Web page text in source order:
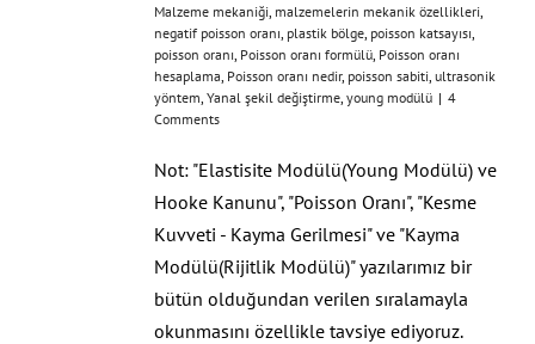
Malzeme mekaniği malzemelerin mekanik özellikleri
negatif poisson oranı plastik bölge poisson katsayısı
poisson oranı Poisson oranı formülü Poisson oranı
hesaplama Poisson oranı nedir, poisson sabiti ultrasonik
yöntem Yanal şekil değiştirme young modülü | 4
Comments
Not: "Elastisite Modülü(Young Modülü) ve
Hooke Kanunu", "Poisson Oranı", "Kesme
Kuvveti - Kayma Gerilmesi" ve "Kayma
Modülü(Rijitlik Modülü)" yazılarımız bir
bütün olduğundan verilen sıralamayla
okunmasını özellikle tavsiye ediyoruz.